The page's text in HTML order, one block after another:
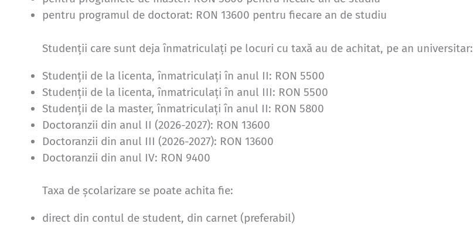
pentru programul de doctorat: RON 13600 pentru fiecare an de studiu
Studenții care sunt deja înmatriculați pe locuri cu taxă au de achitat, pe an universitar:
Studenții de la licenta, înmatriculați în anul II: RON 5500
Studenții de la licenta, înmatriculați în anul III: RON 5500
Studenții de la master, înmatriculați în anul II: RON 5800
Doctoranzii din anul II (2026-2027): RON 13600
Doctoranzii din anul III (2026-2027): RON 13600
Doctoranzii din anul IV: RON 9400
Taxa de școlarizare se poate achita fie:
direct din contul de student, din carnet (preferabil)